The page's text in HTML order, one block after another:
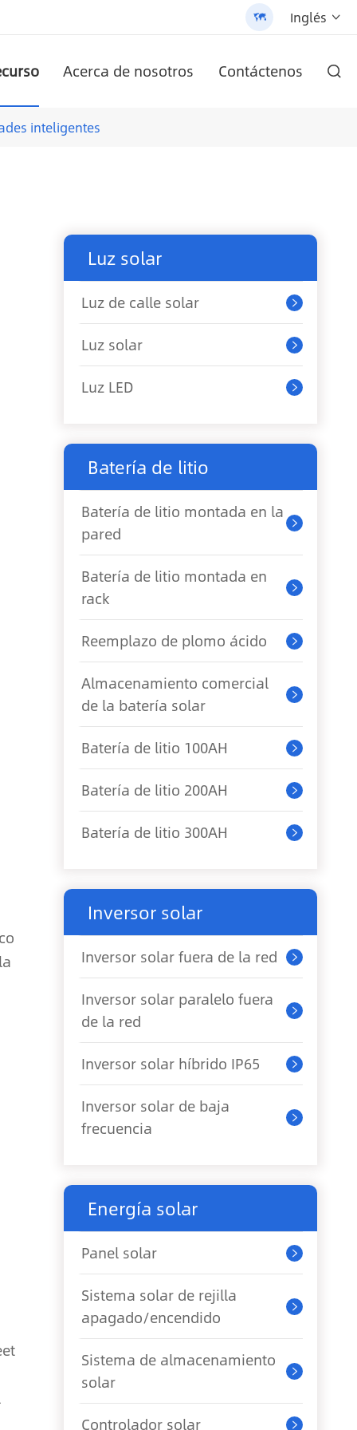
 Inglés 
Acerca de nosotros Contáctenos 
inteligentes
Luz solar
Luz de calle solar 
Luz solar 
Luz LED 
Batería de litio
Batería de litio montada en la
pared

Batería de litio montada en
rack

Reemplazo de plomo ácido 
Almacenamiento comercial
de la batería solar

Batería de litio 100AH 
Batería de litio 200AH 
Batería de litio 300AH 
Inversor solar
Inversor solar fuera de la red 
Inversor solar paralelo fuera
de la red

Inversor solar híbrido IP65 
Inversor solar de baja
frecuencia

Energía solar
Panel solar 
Sistema solar de rejilla
apagado/encendido

Sistema de almacenamiento
solar

Controlador solar 